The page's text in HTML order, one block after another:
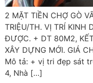
2 MẶT TIỀN CHỢ GÒ
TRIỆU/TH. VỊ TRÍ KINH
ĐƯỢC. + DT 80M2,
XÂY DỰNG MỚI. GIÁ
Mô tả: + vị tri đẹp sát
4, Nhà […]